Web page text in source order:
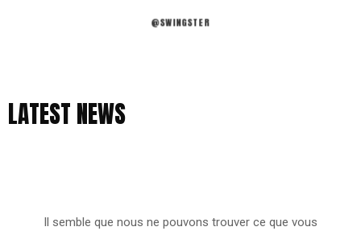
@SWINGSTER
LATEST NEWS
Il semble que nous ne pouvons trouver ce que vous